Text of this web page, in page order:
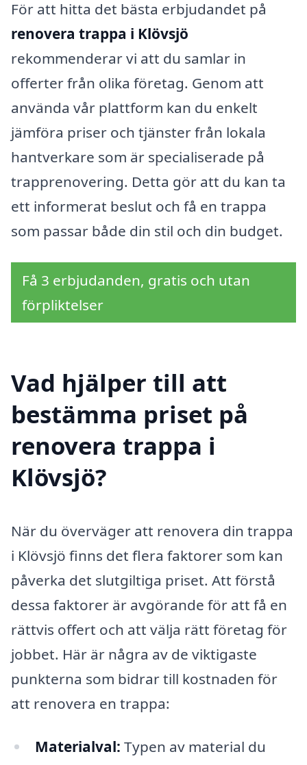
För att hitta det bästa erbjudandet på
renovera trappa i Klövsjö
rekommenderar vi att du samlar in
offerter från olika företag. Genom att
använda vår plattform kan du enkelt
jämföra priser och tjänster från lokala
hantverkare som är specialiserade på
trapprenovering. Detta gör att du kan ta
ett informerat beslut och få en trappa
som passar både din stil och din budget.
Få 3 erbjudanden, gratis och utan
förpliktelser
Vad hjälper till att
bestämma priset på
renovera trappa i
Klövsjö?
När du överväger att renovera din trappa
i Klövsjö finns det flera faktorer som kan
påverka det slutgiltiga priset. Att förstå
dessa faktorer är avgörande för att få en
rättvis offert och att välja rätt företag för
jobbet. Här är några av de viktigaste
punkterna som bidrar till kostnaden för
att renovera en trappa:
Materialval: Typen av material du